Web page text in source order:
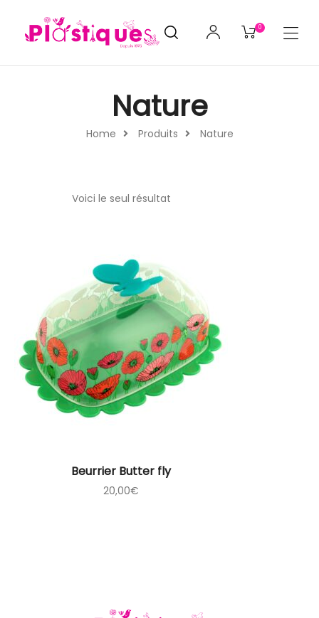
0
Home Produits Nature
Nature
Voici le seul résultat
Beurrier Butter fly
20,00€